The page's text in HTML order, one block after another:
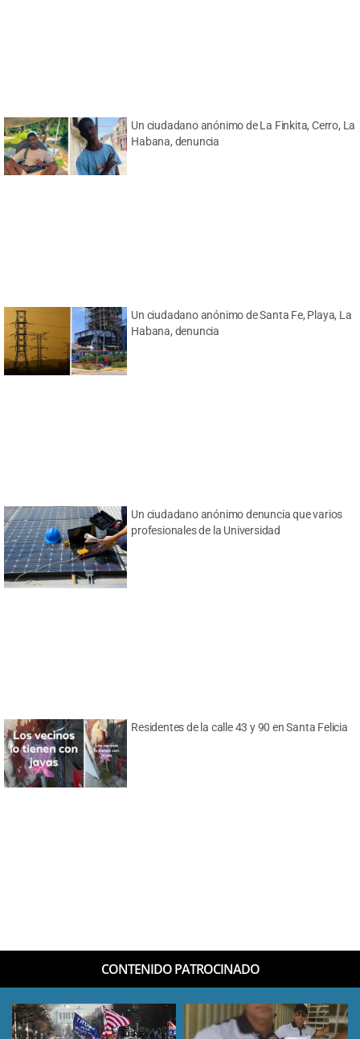
Un ciudadano anónimo de La Finkita, Cerro, La
Habana, denuncia
Un ciudadano anónimo de Santa Fe, Playa, La
Habana, denuncia
Un ciudadano anónimo denuncia que varios
profesionales de la Universidad
Residentes de la calle 43 y 90 en Santa Felicia
CONTENIDO PATROCINADO